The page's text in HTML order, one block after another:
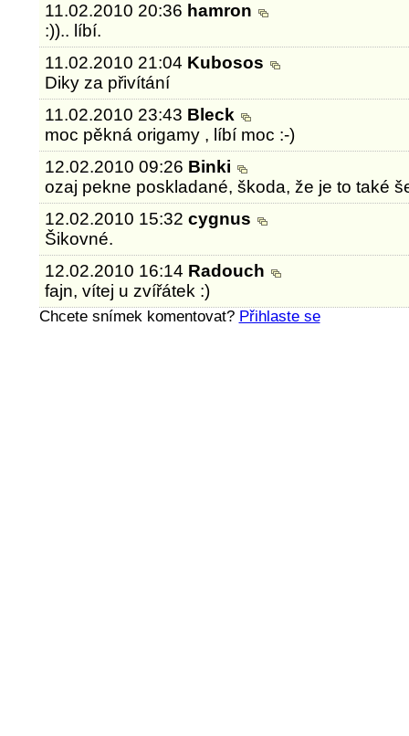
11.02.2010 20:36 hamron
:)).. líbí.
11.02.2010 21:04 Kubosos
Diky za přivítání
11.02.2010 23:43 Bleck
moc pěkná origamy , líbí moc :-)
12.02.2010 09:26 Binki
ozaj pekne poskladané, škoda, že je to také
12.02.2010 15:32cygnus
Šikovné.
12.02.2010 16:14 Radouch
fajn, vítej u zvířátek :)
Chcete snímek komentovat? Přihlaste se